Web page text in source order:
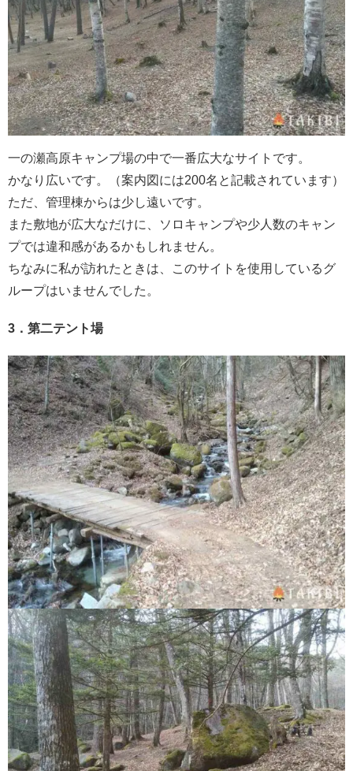
一の瀬高原キャンプ場の中で一番広大なサイトです。
かなり広いです。（案内図には200名と記載されています）
ただ、管理棟からは少し遠いです。
また敷地が広大なだけに、ソロキャンプや少人数のキャン
プでは違和感があるかもしれません。
ちなみに私が訪れたときは、このサイトを使用しているグ
ループはいませんでした。
3．第二テント場